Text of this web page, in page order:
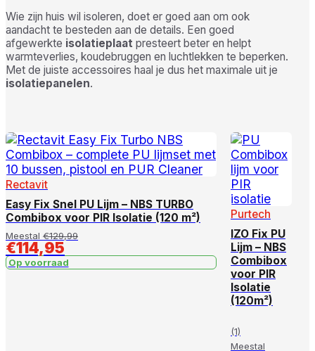
Wie zijn huis wil isoleren, doet er goed aan om ook
aandacht te besteden aan de details. Een goed
afgewerkte isolatieplaat presteert beter en helpt
warmteverlies, koudebruggen en luchtlekken te beperken.
Met de juiste accessoires haal je dus het maximale uit je
isolatiepanelen.
Rectavit
Easy Fix Snel PU Lijm – NBS TURBO
Combibox voor PIR Isolatie (120 m²)
Meestal €129,99
€114,95
Op voorraad
Purtech
IZO Fix PU
Lijm – NBS
Combibox
voor PIR
Isolatie
(120m²)
(1)
Meestal